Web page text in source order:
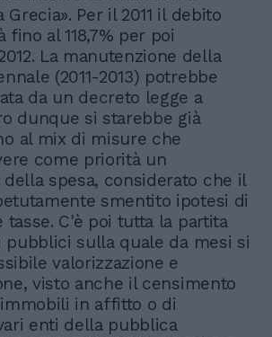
Per il 2011 il debito
al 118,7% per poi
La manutenzione della
(2011-2013) potrebbe
da un decreto legge a
dunque si starebbe già
al mix di misure che
come priorità un
spesa, considerato che il
smentito ipotesi di
tasse. C'è poi tutta la partita
sulla quale da mesi si
valorizzazione e
visto anche il censimento
in affitto o di
enti della pubblica